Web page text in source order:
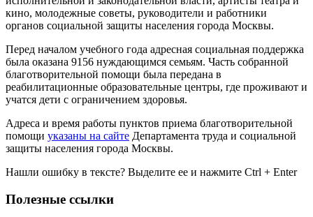
кино, молодежные советы, руководители и работники
органов социальной защиты населения города Москвы.
Перед началом учебного года адресная социальная поддержка
была оказана 9156 нуждающимся семьям. Часть собранной
благотворительной помощи была передана в
реабилитационные образовательные центры, где проживают и
учатся дети с ограничением здоровья.
Адреса и время работы пунктов приема благотворительной
помощи указаны на сайте Департамента труда и социальной
защиты населения города Москвы.
Нашли ошибку в тексте? Выделите ее и нажмите Ctrl + Enter
Полезные ссылки